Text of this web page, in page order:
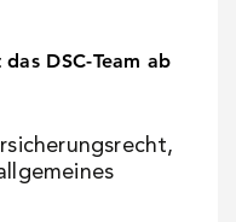
DSC-Team ab